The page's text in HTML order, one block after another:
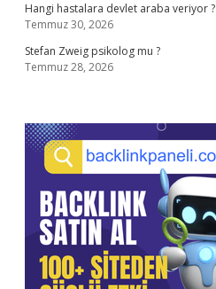
Hangi hastalara devlet araba veriyor ?
Temmuz 30, 2026
Stefan Zweig psikolog mu ?
Temmuz 28, 2026